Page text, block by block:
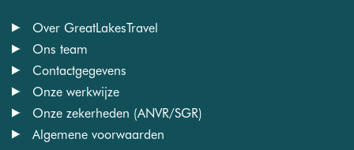
Over GreatLakesTravel
Ons team
Contactgegevens
Onze werkwijze
Onze zekerheden (ANVR/SGR)
Algemene voorwaarden